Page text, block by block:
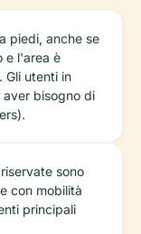
piedi, anche se
e l'area è
Gli utenti in
bisogno di
sono
con mobilità
principali